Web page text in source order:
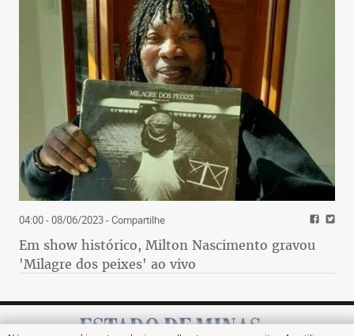
04:00 - 08/06/2023- Compartilhe
Em show histórico, Milton Nascimento gravou
'Milagre dos peixes' ao vivo